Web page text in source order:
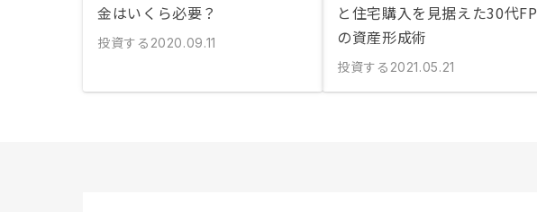
金はいくら必要？
投資する 2020.09.11
と住宅購入を見据えた30代FP
の資産形成術
投資する 2021.05.21